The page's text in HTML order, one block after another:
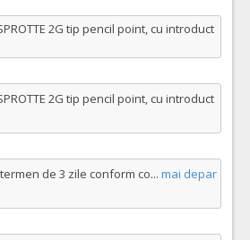
2G tip pencil point, cu introduct
2G tip pencil point, cu introduct
de 3 zile conform co... mai depar